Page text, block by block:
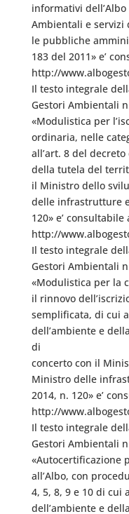
informativi
Ambientali e servizi
le pubbliche
183 del 2011» e’
http://
Il testo integrale
Gestori Ambientali
«Modulistica per
ordinaria, nelle
all’art. 8 del
della tutela del
il Ministro dello
delle infrastrutture
120» e’
http://
Il testo integrale
Gestori Ambientali
«Modulistica per la
il rinnovo
semplificata, di cui
dell’ambiente e
di
concerto con il
Ministro delle
2014, n. 120» e’
http://
Il testo integrale
Gestori Ambientali
«Autocertificazione
all’Albo, con
4, 5, 8, 9 e 10 di cui
dell’ambiente e